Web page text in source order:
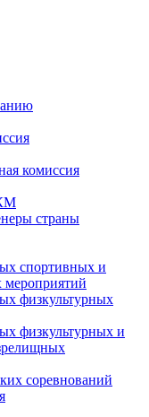
комиссия
страны
спортивных и
мероприятий
физкультурных
физкультурных и
соревнований